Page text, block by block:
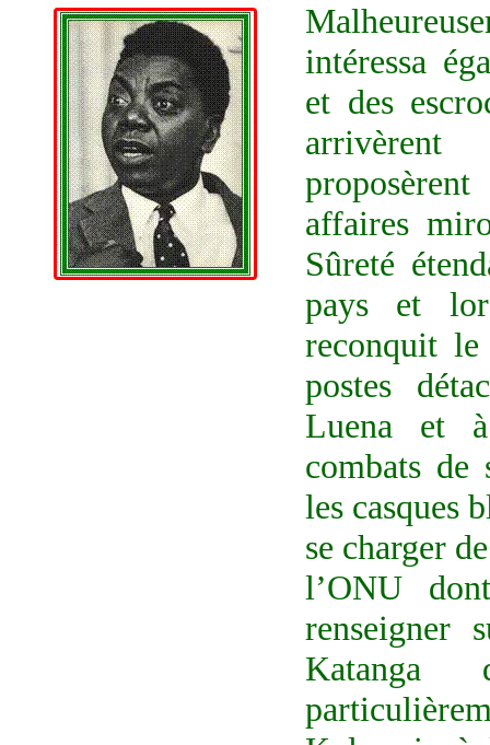
intéressa
et des
affaires
Sûreté
pays et
reconquit
postes
Luena et
combats de
les casques
se charger
l’ONU
renseigner
Katanga